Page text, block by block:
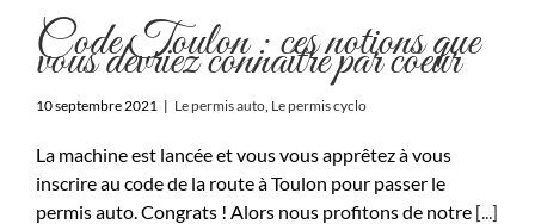
Code Toulon : ces notions que
vous devriez connaître par coeur
10 septembre 2021 | Le permis auto, Le permis cyclo
La machine est lancée et vous vous apprêtez à vous
inscrire au code de la route à Toulon pour passer le
permis auto. Congrats ! Alors nous profitons de notre [...]